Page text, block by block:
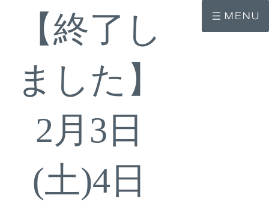
【終了し
ました】
2月3日
(土)4日